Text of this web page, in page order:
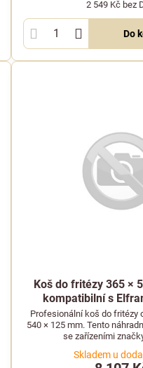
2 549 Kč bez
Do
Koš do fritézy 365 ×
kompatibilní s
Profesionální koš do fritézy
540 × 125 mm. Tento
se zařízeními
Skladem u